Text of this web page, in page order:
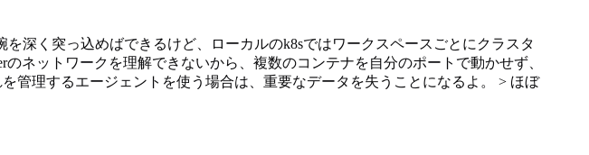
深く突っ込めばできるけど、ローカルのk8sではワークスペースごとにクラスタ
ネットワークを理解できないから、複数のコンテナを自分のポートで動かせず、
管理するエージェントを使う場合は、重要なデータを失うことになるよ。 > ほぼ